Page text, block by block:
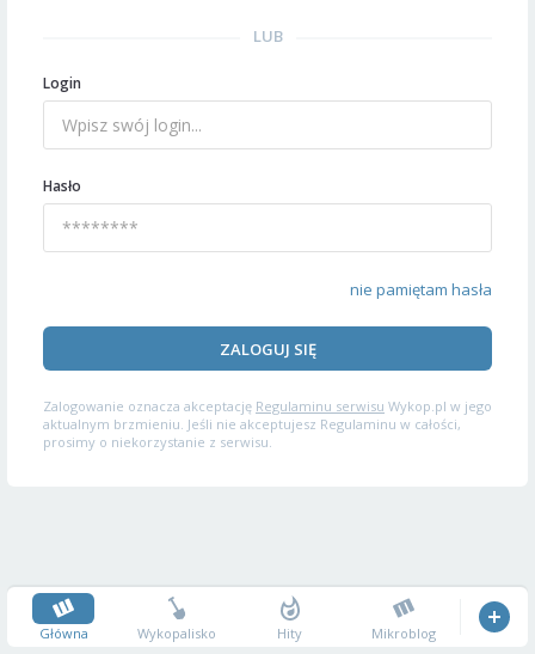
LUB
Login
Hasło
nie pamiętam hasła
ZALOGUJ SIĘ
Zalogowanie oznacza akceptację Regulaminu serwisu Wykop.pl w jego
aktualnym brzmieniu. Jeśli nie akceptujesz Regulaminu w całości,
prosimy o niekorzystanie z serwisu.
Główna Wykopalisko Hity Mikroblog